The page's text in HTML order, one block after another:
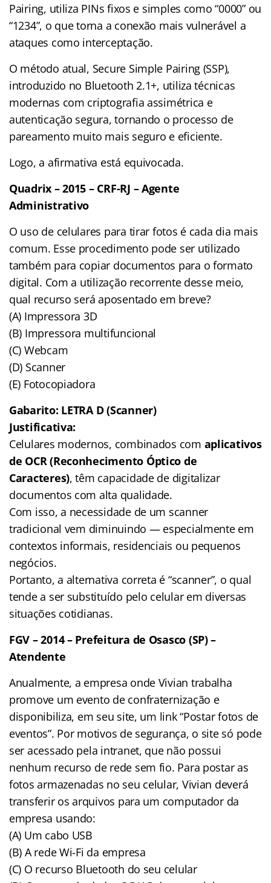
Pairing, utiliza PINs fixos e simples como “0000” ou
“1234”, o que torna a conexão mais vulnerável a
ataques como interceptação.
O método atual, Secure Simple Pairing (SSP),
introduzido no Bluetooth 2.1+, utiliza técnicas
modernas com criptografia assimétrica e
autenticação segura, tornando o processo de
pareamento muito mais seguro e eficiente.
Logo, a afirmativa está equivocada.
Quadrix – 2015 – CRF-RJ – Agente
Administrativo
O uso de celulares para tirar fotos é cada dia mais
comum. Esse procedimento pode ser utilizado
também para copiar documentos para o formato
digital. Com a utilização recorrente desse meio,
qual recurso será aposentado em breve?
(A) Impressora 3D
(B) Impressora multifuncional
(C) Webcam
(D) Scanner
(E) Fotocopiadora
Gabarito: LETRA D (Scanner)
Justificativa:
Celulares modernos, combinados com aplicativos
de OCR (Reconhecimento Óptico de
Caracteres), têm capacidade de digitalizar
documentos com alta qualidade.
Com isso, a necessidade de um scanner
tradicional vem diminuindo — especialmente em
contextos informais, residenciais ou pequenos
negócios.
Portanto, a alternativa correta é “scanner”, o qual
tende a ser substituído pelo celular em diversas
situações cotidianas.
FGV – 2014 – Prefeitura de Osasco (SP) –
Atendente
Anualmente, a empresa onde Vivian trabalha
promove um evento de confraternização e
disponibiliza, em seu site, um link “Postar fotos de
eventos”. Por motivos de segurança, o site só pode
ser acessado pela intranet, que não possui
nenhum recurso de rede sem fio. Para postar as
fotos armazenadas no seu celular, Vivian deverá
transferir os arquivos para um computador da
empresa usando:
(A) Um cabo USB
(B) A rede Wi-Fi da empresa
(C) O recurso Bluetooth do seu celular